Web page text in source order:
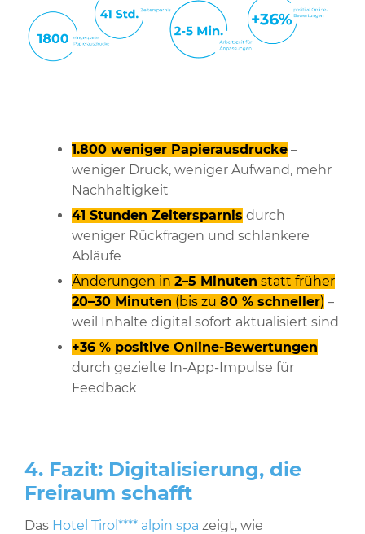
1.800 weniger Papierausdrucke–
weniger Druck, weniger Aufwand, mehr
Nachhaltigkeit
41 Stunden Zeitersparnis durch
weniger Rückfragen und schlankere
Abläufe
Änderungen in 2–5 Minuten statt früher
20–30 Minuten (bis zu 80 % schneller) –
weil Inhalte digital sofort aktualisiert sind
+36 % positive Online-Bewertungen
durch gezielte In-App-Impulse für
Feedback
4. Fazit: Digitalisierung, die
Freiraum schafft
Das Hotel Tirol**** alpin spa zeigt, wie